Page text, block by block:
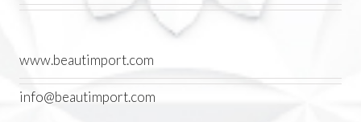
www.beautimport.com
info@beautimport.com